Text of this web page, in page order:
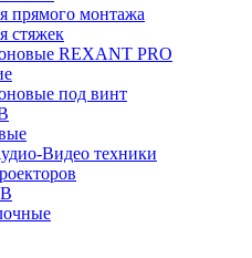
прямого монтажа
стяжек
REXANT PRO
под винт
Видео техники